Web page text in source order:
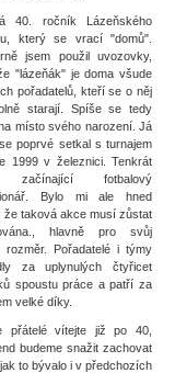
40. ročník Lázeňského
který se vrací "domů".
jsem použil uvozovky,
"lázeňák" je doma všude
pořadatelů, kteří se o něj
starají. Spíše se tedy
místo svého narození. Já
poprvé setkal s turnajem
1999 v železnici. Tenkrát
začínající fotbalový
Bylo mi ale hned
že taková akce musí zůstat
hlavně pro svůj
rozměr. Pořadatelé i týmy
za uplynulých čtyřicet
spoustu práce a patří za
velké díky.
přátelé vítejte již po 40,
budeme snažit zachovat
to bývalo i v předchozích